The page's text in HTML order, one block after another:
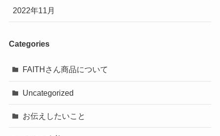
2022年11月
Categories
FAITHさん商品について
Uncategorized
お伝えしたいこと